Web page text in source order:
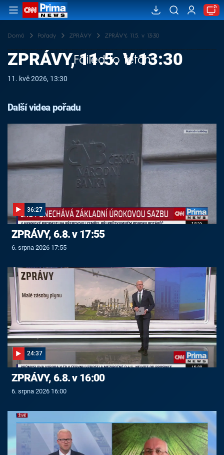
Domů Pořady ZPRÁVY ZPRÁVY, 11.5. v 13:30
Failed to fetch
ZPRÁVY, 11.5. V 13:30
11. kvě 2026, 13:30
Další videa pořadu
36:27
ZPRÁVY, 6.8. v 17:55
6. srpna 2026 17:55
24:37
ZPRÁVY, 6.8. v 16:00
6. srpna 2026 16:00